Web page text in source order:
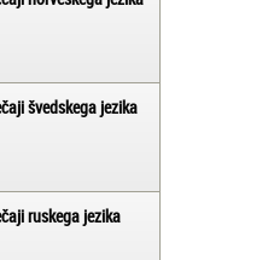
švedskega jezika
ruskega jezika